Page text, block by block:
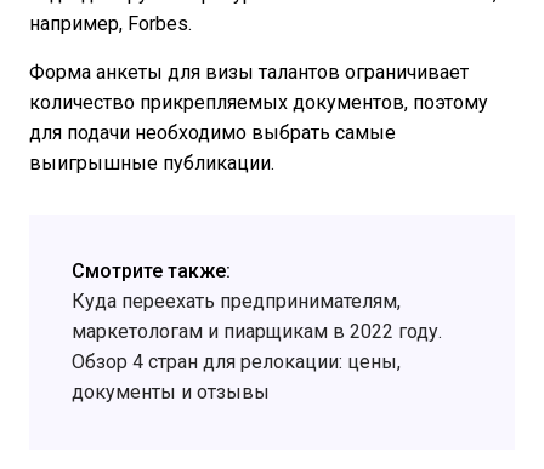
например, Forbes.
Форма анкеты для визы талантов ограничивает
количество прикрепляемых документов, поэтому
для подачи необходимо выбрать самые
выигрышные публикации.
Смотрите также:
Куда переехать предпринимателям,
маркетологам и пиарщикам в 2022 году.
Обзор 4 стран для релокации: цены,
документы и отзывы